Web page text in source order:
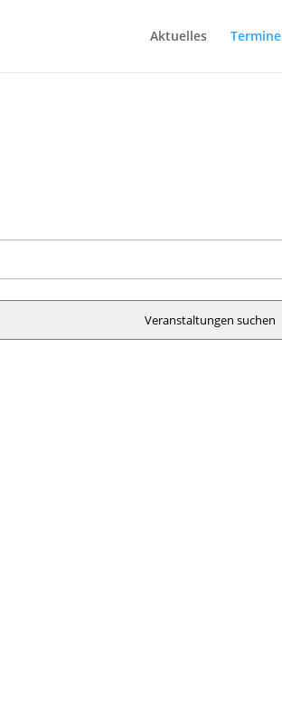
Aktuelles Termine
Veranstaltungen suchen